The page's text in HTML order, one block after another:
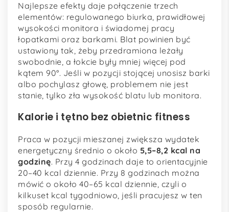
Najlepsze efekty daje połączenie trzech
elementów: regulowanego biurka, prawidłowej
wysokości monitora i świadomej pracy
łopatkami oraz barkami. Blat powinien być
ustawiony tak, żeby przedramiona leżały
swobodnie, a łokcie były mniej więcej pod
kątem 90°. Jeśli w pozycji stojącej unosisz barki
albo pochylasz głowę, problemem nie jest
stanie, tylko zła wysokość blatu lub monitora.
Kalorie i tętno bez obietnic fitness
Praca w pozycji mieszanej zwiększa wydatek
energetyczny średnio o około 5,5–8,2 kcal na
godzinę. Przy 4 godzinach daje to orientacyjnie
20–40 kcal dziennie. Przy 8 godzinach można
mówić o około 40–65 kcal dziennie, czyli o
kilkuset kcal tygodniowo, jeśli pracujesz w ten
sposób regularnie.